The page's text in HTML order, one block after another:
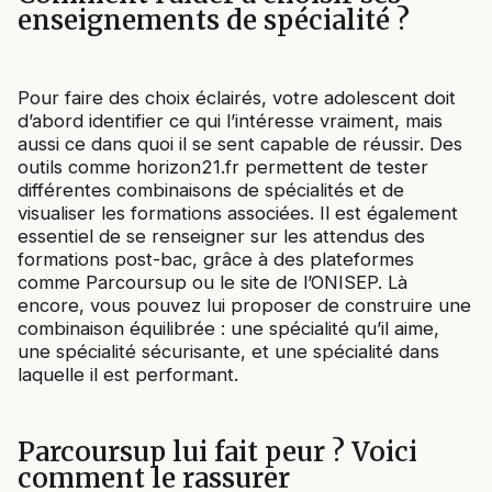
enseignements de spécialité ?
Pour faire des choix éclairés, votre adolescent doit
d’abord identifier ce qui l’intéresse vraiment, mais
aussi ce dans quoi il se sent capable de réussir. Des
outils comme horizon21.fr permettent de tester
différentes combinaisons de spécialités et de
visualiser les formations associées. Il est également
essentiel de se renseigner sur les attendus des
formations post-bac, grâce à des plateformes
comme Parcoursup ou le site de l’ONISEP. Là
encore, vous pouvez lui proposer de construire une
combinaison équilibrée : une spécialité qu’il aime,
une spécialité sécurisante, et une spécialité dans
laquelle il est performant.
Parcoursup lui fait peur ? Voici
comment le rassurer